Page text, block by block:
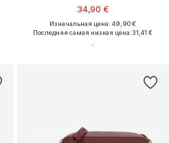
34,90 €
Изначальная цена: 49,90 €
Последняя самая низкая цена:31,41 €